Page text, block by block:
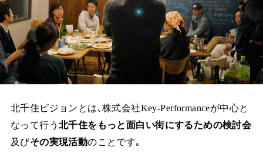
北千住ビジョンとは､株式会社Key-Performanceが中心と
なって行う 北千住をもっと面白い街にするための検討会
及びその実現活動のことです｡